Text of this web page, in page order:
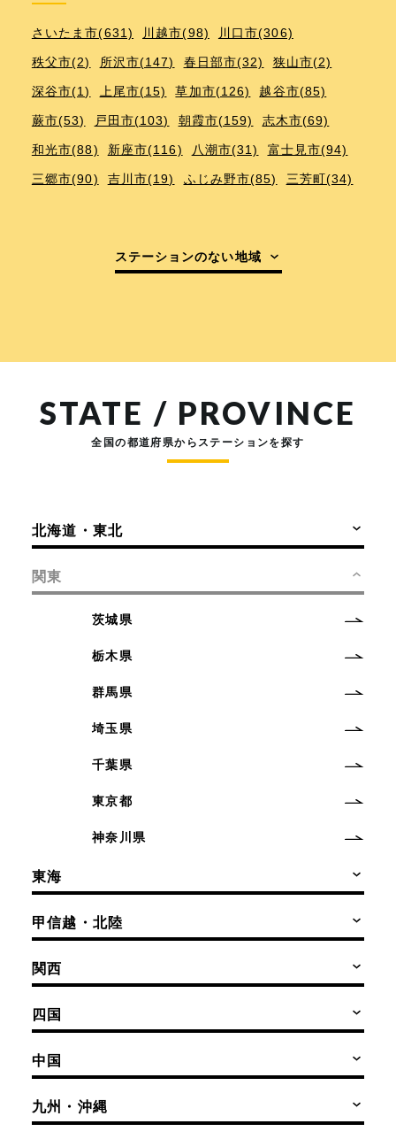
さいたま市(631) 川越市(98) 川口市(306)
秩父市(2) 所沢市(147) 春日部市(32) 狭山市(2)
深谷市(1) 上尾市(15) 草加市(126) 越谷市(85)
蕨市(53) 戸田市(103) 朝霞市(159) 志木市(69)
和光市(88) 新座市(116) 八潮市(31) 富士見市(94)
三郷市(90) 吉川市(19) ふじみ野市(85) 三芳町(34)
ステーションのない地域
STATE / PROVINCE
全国の都道府県からステーションを探す
北海道・東北
関東
茨城県
栃木県
群馬県
埼玉県
千葉県
東京都
神奈川県
東海
甲信越・北陸
関西
四国
中国
九州・沖縄